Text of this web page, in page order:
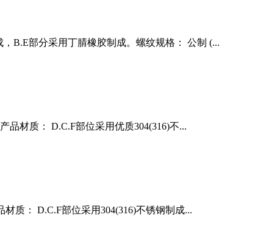
B.E部分采用丁腈橡胶制成。螺纹规格： 公制 (...
品材质： D.C.F部位采用优质304(316)不...
质： D.C.F部位采用304(316)不锈钢制成...